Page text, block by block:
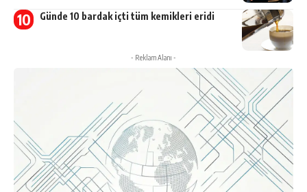
Günde 10 bardak içti tüm kemikleri eridi
- Reklam Alanı -